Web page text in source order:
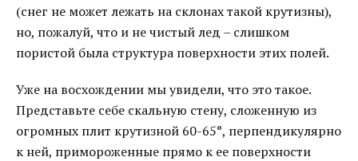
(снег не может лежать на склонах такой крутизны),
но, пожалуй, что и не чистый лед – слишком
пористой была структура поверхности этих полей.
Уже на восхождении мы увидели, что это такое.
Представьте себе скальную стену, сложенную из
огромных плит крутизной 60-65°, перпендикулярно
к ней, примороженные прямо к ее поверхности